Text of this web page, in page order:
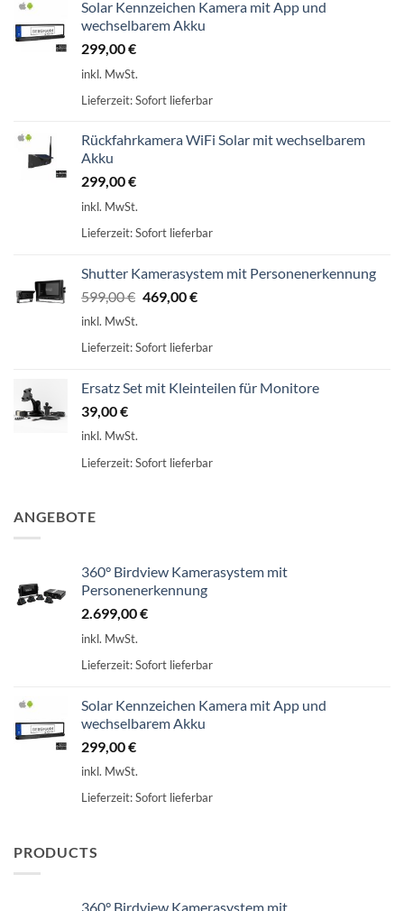
Solar Kennzeichen Kamera mit App und
wechselbarem Akku
299,00€
inkl. MwSt.
Lieferzeit:Sofort lieferbar
Rückfahrkamera WiFi Solar mit wechselbarem
Akku
299,00€
inkl. MwSt.
Lieferzeit:Sofort lieferbar
Shutter Kamerasystem mit Personenerkennung
599,00€ Ursprünglicher
599,00 €
469,00€Aktueller
469,00 €.
inkl. MwSt.
Lieferzeit:Sofort lieferbar
Ersatz Set mit Kleinteilen für Monitore
39,00€
inkl. MwSt.
Lieferzeit:Sofort lieferbar
ANGEBOTE
360° Birdview Kamerasystem mit
Personenerkennung
2.699,00€
inkl. MwSt.
Lieferzeit:Sofort lieferbar
Solar Kennzeichen Kamera mit App und
wechselbarem Akku
299,00€
inkl. MwSt.
Lieferzeit:Sofort lieferbar
PRODUCTS
360° Birdview Kamerasystem mit